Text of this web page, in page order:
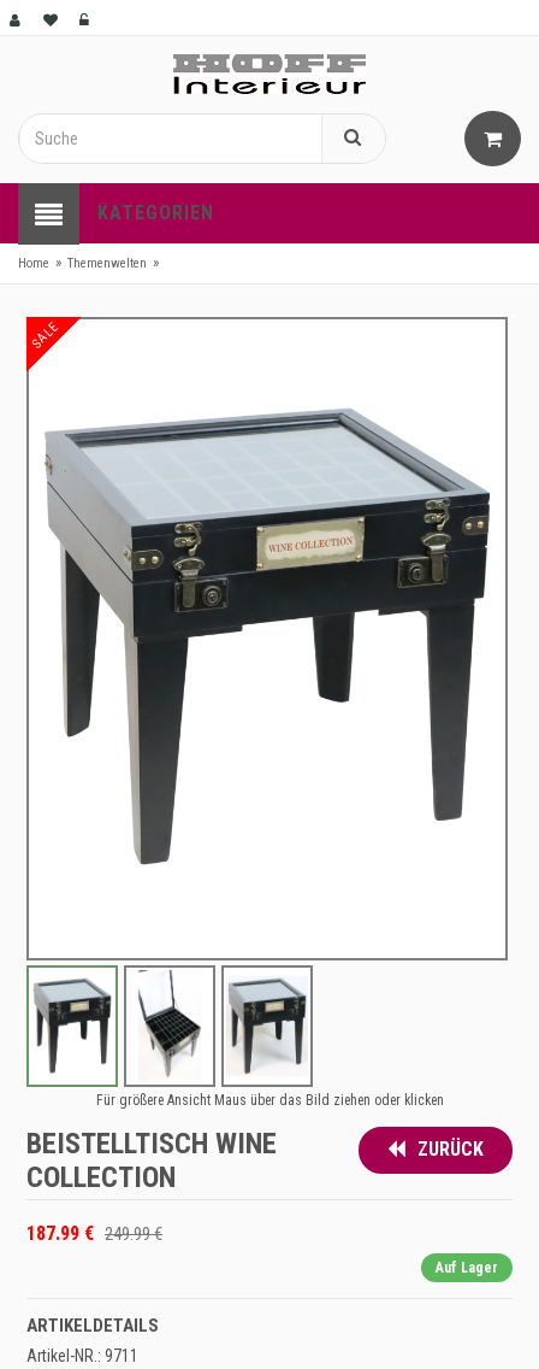
KATEGORIEN
Home » Themenwelten »
SALE
Für größere Ansicht Maus über das Bild ziehen oder klicken
ZURÜCK
BEISTELLTISCH WINE
COLLECTION
187.99 € 249.99 €
Auf Lager
ARTIKELDETAILS
Artikel-NR.: 9711